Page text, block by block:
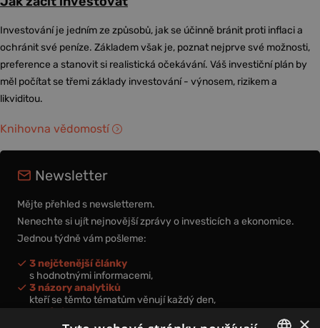
Investování je jedním ze způsobů, jak se účinně bránit proti inflaci a
ochránit své peníze. Základem však je, poznat nejprve své možnosti,
preference a stanovit si realistická očekávání. Váš investiční plán by
měl počítat se třemi základy investování - výnosem, rizikem a
likviditou.
Knihovna vědomostí
Newsletter
Mějte přehled s newsletterem.
Nenechte si ujít nejnovější zprávy o investicích a ekonomice.
Jednou týdně vám pošleme:
3 nejčtenější články
s hodnotnými informacemi,
3 názory analytiků
kteří se těmto tématům věnují každý den,
nová videa a podcasty
k prohloubení vašich znalostí.